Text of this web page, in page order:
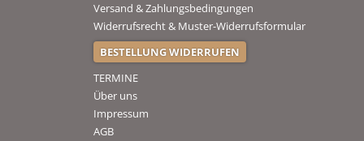
Versand & Zahlungsbedingungen
Widerrufsrecht & Muster-Widerrufsformular
BESTELLUNG WIDERRUFEN
TERMINE
Über uns
Impressum
AGB